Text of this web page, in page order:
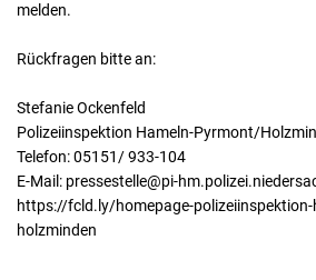
melden.
Rückfragen bitte an:
Stefanie Ockenfeld
Polizeiinspektion Hameln-Pyrmont/
Telefon: 05151/ 933-104
E-Mail: pressestelle@pi-
https://fcld.ly/homepage-
holzminden